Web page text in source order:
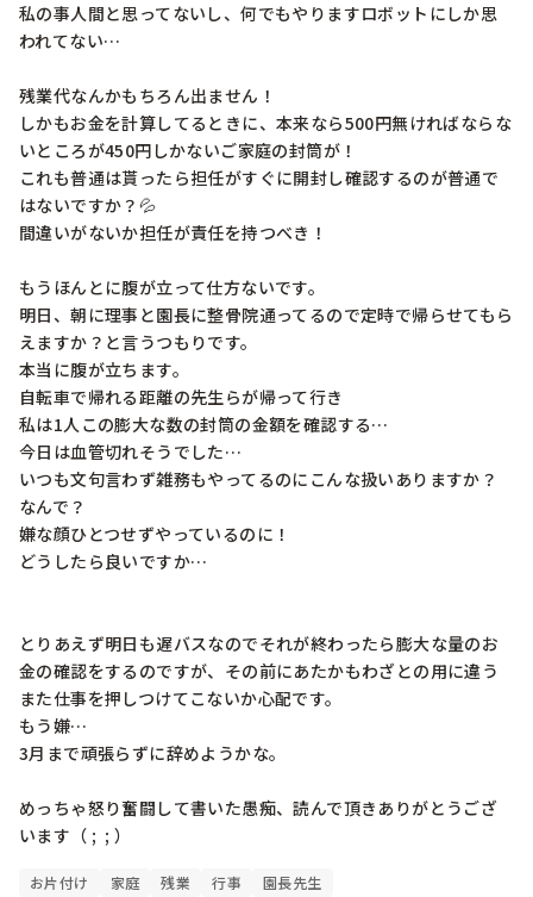
私の事人間と思ってないし、何でもやりますロボットにしか思
われてない…
残業代なんかもちろん出ません！
しかもお金を計算してるときに、本来なら500円無ければならな
いところが450円しかないご家庭の封筒が！
これも普通は貰ったら担任がすぐに開封し確認するのが普通で
はないですか？💦
間違いがないか担任が責任を持つべき！
もうほんとに腹が立って仕方ないです。
明日、朝に理事と園長に整骨院通ってるので定時で帰らせてもら
えますか？と言うつもりです。
本当に腹が立ちます。
自転車で帰れる距離の先生らが帰って行き
私は1人この膨大な数の封筒の金額を確認する…
今日は血管切れそうでした…
いつも文句言わず雑務もやってるのにこんな扱いありますか？
なんで？
嫌な顔ひとつせずやっているのに！
どうしたら良いですか…
とりあえず明日も遅バスなのでそれが終わったら膨大な量のお
金の確認をするのですが、その前にあたかもわざとの用に違う
また仕事を押しつけてこないか心配です。
もう嫌…
3月まで頑張らずに辞めようかな。
めっちゃ怒り奮闘して書いた愚痴、読んで頂きありがとうござ
お片付け 家庭 残業 行事 園長先生